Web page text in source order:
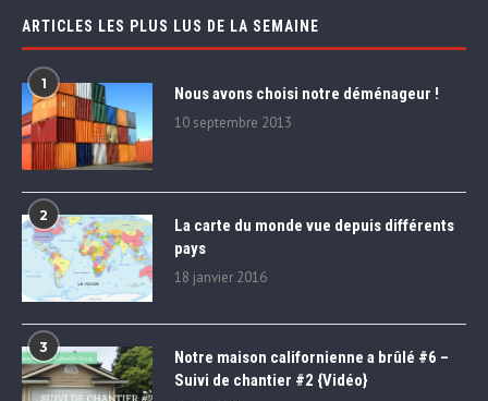
ARTICLES LES PLUS LUS DE LA SEMAINE
1 Nous avons choisi notre déménageur !
10 septembre 2013
2
La carte du monde vue depuis différents
pays
18 janvier 2016
3
Notre maison californienne a brûlé #6 –
Suivi de chantier #2 {Vidéo}